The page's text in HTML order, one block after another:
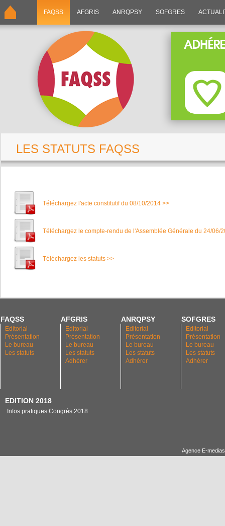
FAQSS AFGRIS ANRQPSY SOFGRES
LES STATUTS FAQSS
Téléchargez l'acte constitutif du 08/10/2014 >>
Téléchargez le compte-rendu de l'Assemblée Générale du 24/06/
Téléchargez les statuts >>
FAQSS AFGRIS ANRQPSY SOFGRES
Editorial
Présentation
Le bureau
Les statuts
Editorial
Présentation
Le bureau
Les statuts
Adhérer
Editorial
Présentation
Le bureau
Les statuts
Adhérer
Editorial
Présentation
Le bureau
Les statuts
Adhérer
EDITION 2018
Infos pratiques Congrès 2018
Agence E-